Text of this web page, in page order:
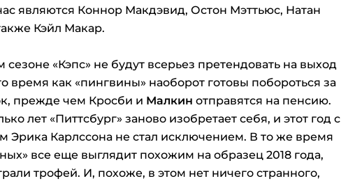
являются Коннор Макдэвид, Остон Мэттьюс, Натан
Кэйл Макар.
«Кэпс» не будут всерьез претендовать на выход
время как «пингвины» наоборот готовы побороться за
прежде чем Кросби и Малкин отправятся на пенсию.
лет «Питтсбург» заново изобретает себя, и этот год с
Эрика Карлссона не стал исключением. В то же время
все еще выглядит похожим на образец 2018 года,
трофей. И, похоже, в этом нет ничего странного,